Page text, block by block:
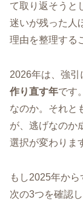
て取り返そうと
迷いが残った人
理由を整理する
2026年は、強引
作り直す年です
なのか。それと
が、逃げなのか
選択が変わりま
もし2025年か
次の3つを確認